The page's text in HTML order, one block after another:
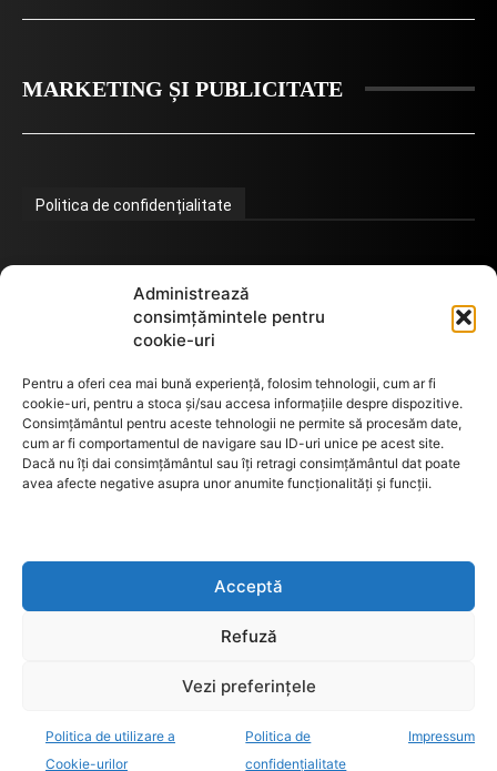
Administrează
consimțămintele pentru
cookie-uri
Pentru a oferi cea mai bună experiență, folosim tehnologii, cum ar fi
cookie-uri, pentru a stoca și/sau accesa informațiile despre dispozitive.
Consimțământul pentru aceste tehnologii ne permite să procesăm date,
cum ar fi comportamentul de navigare sau ID-uri unice pe acest site.
Dacă nu îți dai consimțământul sau îți retragi consimțământul dat poate
avea afecte negative asupra unor anumite funcționalități și funcții.
Acceptă
Refuză
Vezi preferințele
Politica de utilizare a
Cookie-urilor
Politica de
confidențialitate
Impressum
MARKETING ȘI PUBLICITATE
Politica de confidențialitate
Termeni de utilizare
GDPR
Anunturi de licitații
decisiv.ro - anchete, investigatii, evenimente, opinii